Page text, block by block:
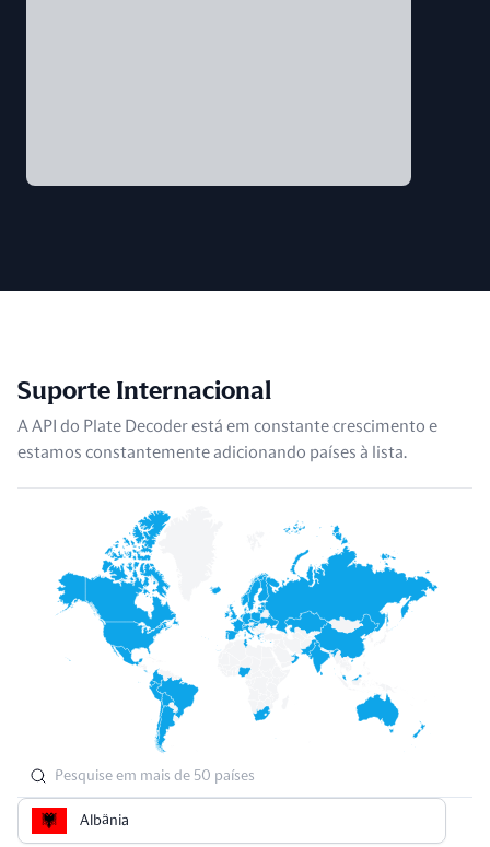
Suporte Internacional
A API do Plate Decoder está em constante crescimento e
estamos constantemente adicionando países à lista.
Albânia